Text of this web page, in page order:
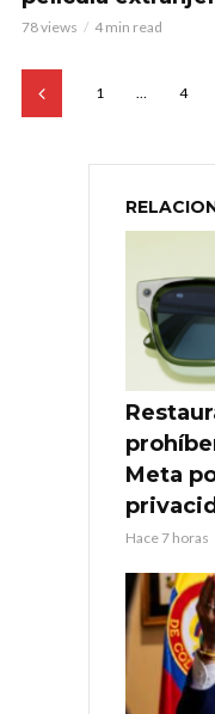
78 views 4 min read
1 … 4
Meta
Hace 7 horas